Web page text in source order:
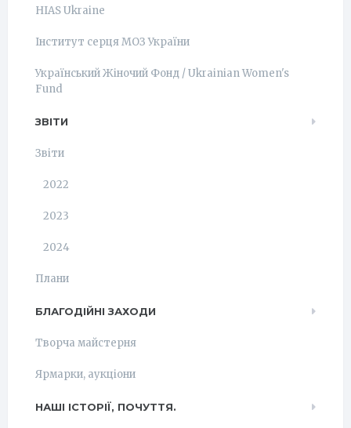
HIAS Ukraine
Інститут серця МОЗ України
Український Жіночий Фонд / Ukrainian Women's
Fund
ЗВІТИ
Звіти
2022
2023
2024
Плани
БЛАГОДІЙНІ ЗАХОДИ
Творча майстерня
Ярмарки, аукціони
НАШІ ІСТОРІЇ, ПОЧУТТЯ.